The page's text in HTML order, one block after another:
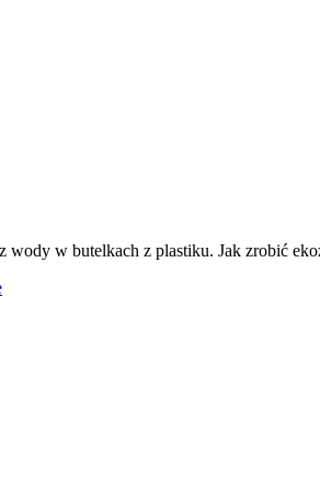
wody w butelkach z plastiku. Jak zrobić